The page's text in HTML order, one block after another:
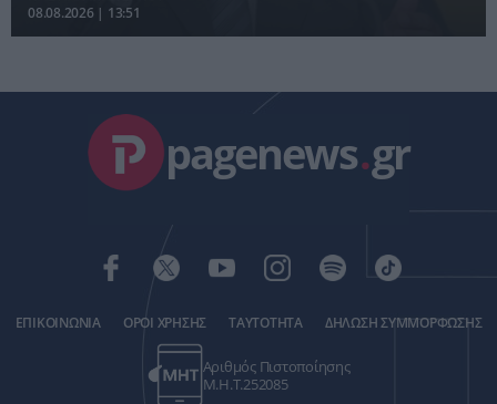
08.08.2026 | 13:51
pagenews.gr
ΕΠΙΚΟΙΝΩΝΙΑ ΟΡΟΙ ΧΡΗΣΗΣ ΤΑΥΤΟΤΗΤΑ ΔΗΛΩΣΗ ΣΥΜΜΟΡΦΩΣΗΣ
Αριθμός Πιστοποίησης
Μ.Η.Τ.252085